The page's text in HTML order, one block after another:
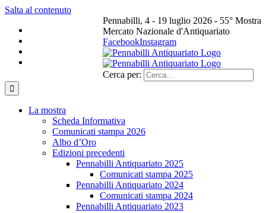
Salta al contenuto
Pennabilli, 4 - 19 luglio 2026 - 55° Mostra
Mercato Nazionale d'Antiquariato
FacebookInstagram
Cerca per:
La mostra
Scheda Informativa
Comunicati stampa 2026
Albo d’Oro
Edizioni precedenti
Pennabilli Antiquariato 2025
Comunicati stampa 2025
Pennabilli Antiquariato 2024
Comunicati stampa 2024
Pennabilli Antiquariato 2023